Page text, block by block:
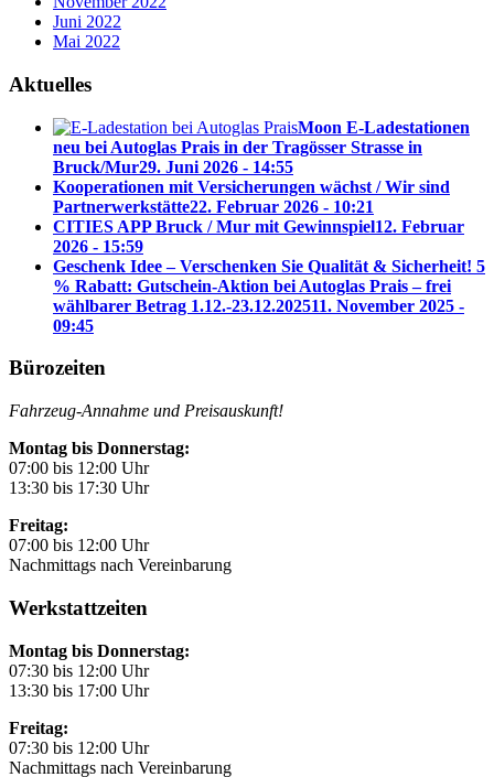
Juni 2022
Mai 2022
Aktuelles
Moon E-Ladestationen
neu bei Autoglas Prais in der Tragösser Strasse in
Bruck/Mur29. Juni 2026 - 14:55
Kooperationen mit Versicherungen wächst / Wir sind
Partnerwerkstätte22. Februar 2026 - 10:21
CITIES APP Bruck / Mur mit Gewinnspiel12. Februar
2026 - 15:59
Geschenk Idee – Verschenken Sie Qualität & Sicherheit! 5
% Rabatt: Gutschein-Aktion bei Autoglas Prais – frei
wählbarer Betrag 1.12.-23.12.202511. November 2025 -
09:45
Bürozeiten
Fahrzeug-Annahme und Preisauskunft!
Montag bis Donnerstag:
07:00 bis 12:00 Uhr
13:30 bis 17:30 Uhr
Freitag:
07:00 bis 12:00 Uhr
Nachmittags nach Vereinbarung
Werkstattzeiten
Montag bis Donnerstag:
07:30 bis 12:00 Uhr
13:30 bis 17:00 Uhr
Freitag:
07:30 bis 12:00 Uhr
Nachmittags nach Vereinbarung